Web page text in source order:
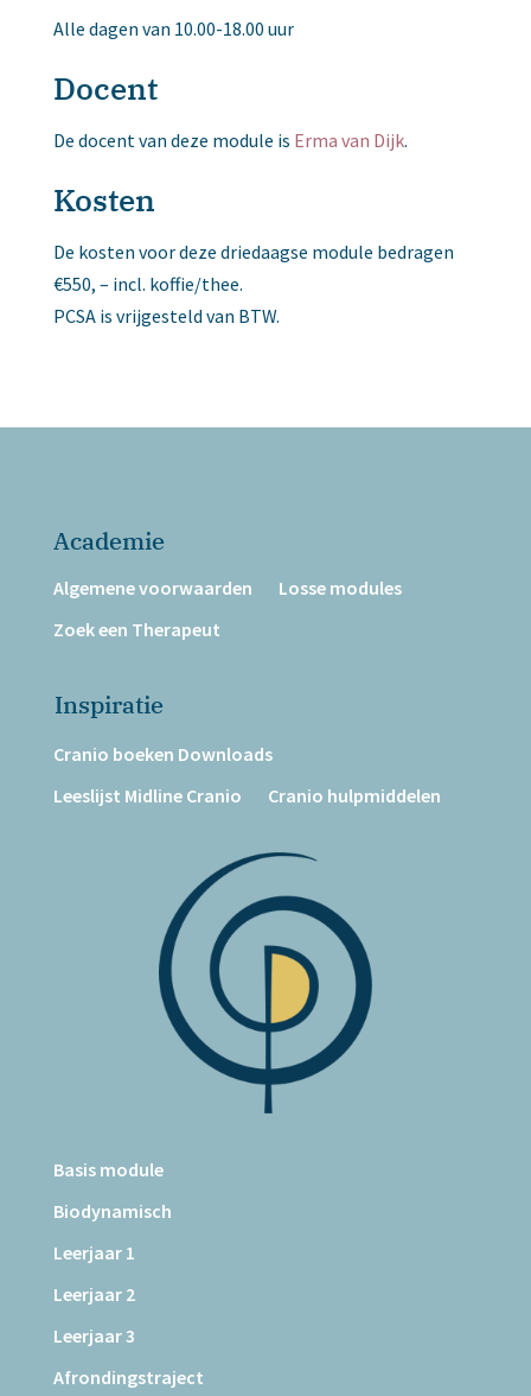
Alle dagen van 10.00-18.00 uur
Docent
De docent van deze module is Erma van Dijk.
Kosten
De kosten voor deze driedaagse module bedragen
€550, – incl. koffie/thee.
PCSA is vrijgesteld van BTW.
Academie
Algemene voorwaarden
Losse modules
Zoek een Therapeut
Inspiratie
Cranio boeken Downloads
Leeslijst Midline Cranio
Cranio hulpmiddelen
Basis module
Biodynamisch
Leerjaar 1
Leerjaar 2
Leerjaar 3
Afrondingstraject